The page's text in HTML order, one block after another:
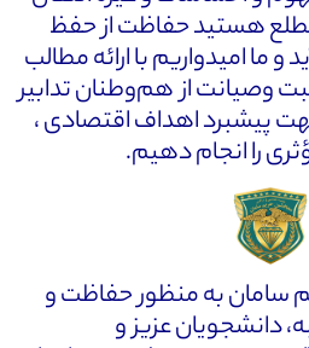
هستید حفاظت از حفظ
ما امیدواریم با ارائه مطالب
وصیانت از هم‌وطنان تدابیر
پیشبرد اهداف اقتصادی ،
را انجام دهیم.
به ‌منظور حفاظت و
دانشجویان عزیز و